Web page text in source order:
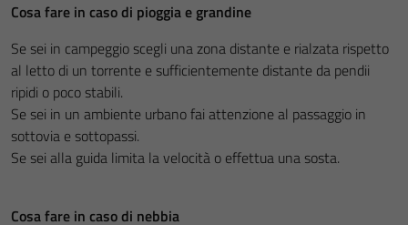
Cosa fare in caso di pioggia e grandine
Se sei in campeggio scegli una zona distante e rialzata rispetto
al letto di un torrente e sufficientemente distante da pendii
ripidi o poco stabili.
Se sei in un ambiente urbano fai attenzione al passaggio in
sottovia e sottopassi.
Se sei alla guida limita la velocità o effettua una sosta.
Cosa fare in caso di nebbia